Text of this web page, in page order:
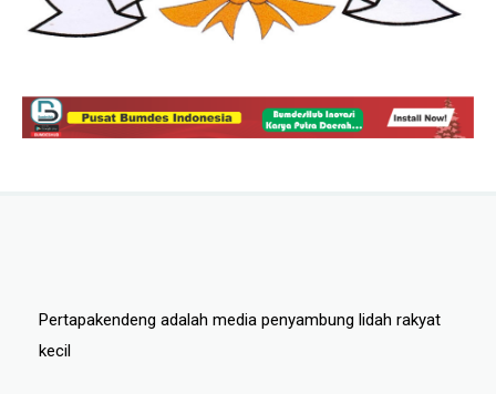
Pertapakendeng adalah media penyambung lidah rakyat
kecil